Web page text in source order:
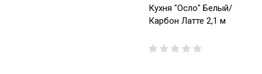
Кухня "Осло" Белый/
Карбон Латте 2,1 м